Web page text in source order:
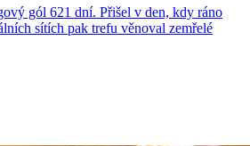
gól 621 dní. Přišel v den, kdy ráno
sítích pak trefu věnoval zemřelé